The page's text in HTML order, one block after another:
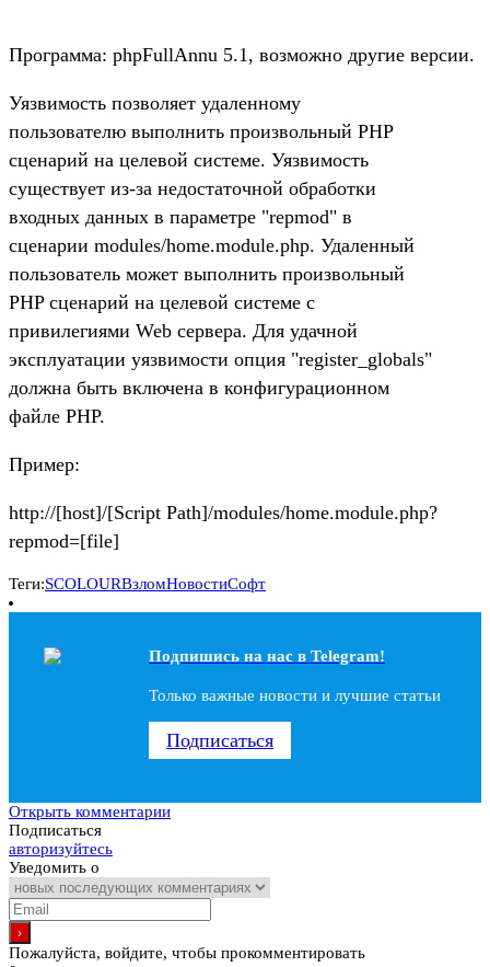
Программа: phpFullAnnu 5.1, возможно другие версии.
Уязвимость позволяет удаленному
пользователю выполнить произвольный PHP
сценарий на целевой системе. Уязвимость
существует из-за недостаточной обработки
входных данных в параметре "repmod" в
сценарии modules/home.module.php. Удаленный
пользователь может выполнить произвольный
PHP сценарий на целевой системе с
привилегиями Web сервера. Для удачной
эксплуатации уязвимости опция "register_globals"
должна быть включена в конфигурационном
файле PHP.
Пример:
http://[host]/[Script Path]/modules/home.module.php?
repmod=[file]
Теги:SCOLOURВзломНовостиСофт
Подпишись на наc в Telegram!
Только важные новости и лучшие статьи
Подписаться
Открыть комментарии
Подписаться
авторизуйтесь
Уведомить о
Пожалуйста, войдите, чтобы прокомментировать